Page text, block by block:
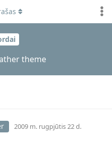
theme
2009 m. rugpjūtis 22 d.